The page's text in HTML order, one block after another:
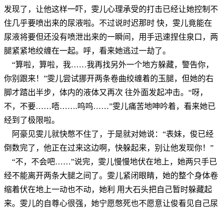
发现了，让他这样一吓，雯儿心理承受的打击已经让她控制不
住几乎要喷出来的尿液啦。不过说时迟那时 快，雯儿竟能在
尿液将要但还没有喷泄出来的一瞬间，用手迅速捏住泉口，两
腿紧紧地绞缠在一起。呼，看来她逃过一劫了。
“算啦，算啦，我……我再找另外一个地方躲藏，警告你，
你别跟来！”雯儿尝试挪开两条卷曲绞缠着的玉腿，但她的右
脚才踏出半步，体内的液体又再次 往外面发起冲击。“呀，
不，不要……唔…….呜呜……”雯儿痛苦地呻吟着，看来她已
经到了极限啦。
阿豪见雯儿就快憋不住了，于是就对她说：“表妹，俊已经
倒数完了，他正在过来这边啊，快躲起来，别让他发现你！”
“不，不会吧……”说完，雯儿慢慢地伏在地上，她两只手已
经不能离开两条大腿之间了。雯儿紧闭眼睛，她的整个身体卷
缩着伏在地上一动也不动，她利 用大石头把自己暂时躲藏起
来。雯儿的自尊心很强，她宁愿憋死也不愿意让俊看见自己尿